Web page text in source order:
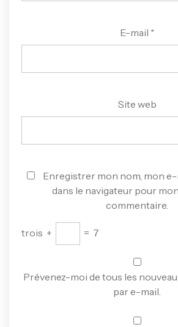
E-mail *
Site web
Enregistrer mon nom, mon
dans le navigateur pour
commentaire.
trois + = 7
Prévenez-moi de tous les
par e-mail.